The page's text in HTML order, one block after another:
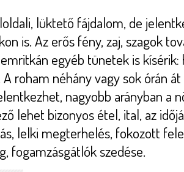
lüktető fájdalom, de
is. Az erős fény, zaj, szagok
egyéb tünetek is kísérik:
A roham néhány vagy sok órán
nagyobb arányban a
lehet bizonyos étel, ital, az
lelki megterhelés, fokozott
fogamzásgátlók szedése.